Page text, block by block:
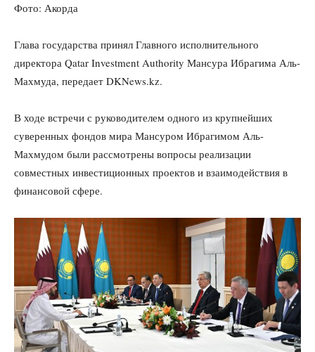
Фото: Акорда
Глава государства принял Главного исполнительного
директора Qatar Investment Authority Мансура Ибрагима Аль-
Махмуда, передает DKNews.kz.
В ходе встречи с руководителем одного из крупнейших
суверенных фондов мира Мансуром Ибрагимом Аль-
Махмудом были рассмотрены вопросы реализации
совместных инвестиционных проектов и взаимодействия в
финансовой сфере.